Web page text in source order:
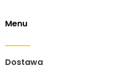
Menu
Dostawa